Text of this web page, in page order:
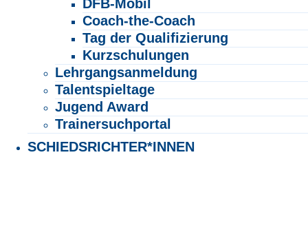
DFB-Mobil
Coach-the-Coach
Tag der Qualifizierung
Kurzschulungen
Lehrgangsanmeldung
Talentspieltage
Jugend Award
Trainersuchportal
SCHIEDSRICHTER*INNEN